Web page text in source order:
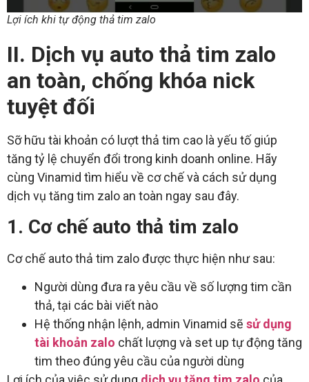
Lợi ích khi tự động thả tim zalo
II. Dịch vụ auto thả tim zalo
an toàn, chống khóa nick
tuyệt đối
Sỡ hữu tài khoản có lượt thả tim cao là yếu tố giúp
tăng tỷ lệ chuyển đổi trong kinh doanh online. Hãy
cùng Vinamid tìm hiểu về cơ chế và cách sử dụng
dịch vụ tăng tim zalo an toàn ngay sau đây.
1. Cơ chế auto thả tim zalo
Cơ chế auto thả tim zalo được thực hiện như sau:
Người dùng đưa ra yêu cầu về số lượng tim cần
thả, tại các bài viết nào
Hệ thống nhận lệnh, admin Vinamid sẽ sử dụng
tài khoản zalo chất lượng và set up tự động tăng
tim theo đúng yêu cầu của người dùng